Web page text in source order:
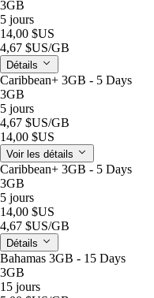
3GB
5 jours
14,00 $US
4,67 $US/GB
Détails
Caribbean+ 3GB - 5 Days
3GB
5 jours
4,67 $US/GB
14,00 $US
Voir les détails
Caribbean+ 3GB - 5 Days
3GB
5 jours
14,00 $US
4,67 $US/GB
Détails
Bahamas 3GB - 15 Days
3GB
15 jours